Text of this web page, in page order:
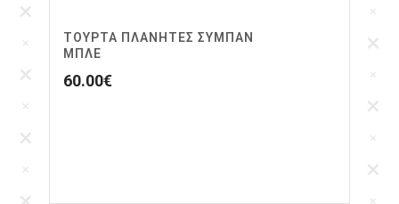
ΤΟΥΡΤΑ ΠΛΑΝΗΤΕΣ ΣΥΜΠΑΝ
ΜΠΛΕ
60.00€